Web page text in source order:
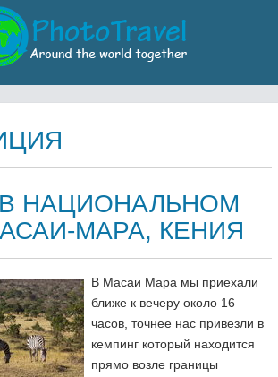
НАЦИОНАЛЬНОМ
МАРА, КЕНИЯ
В Масаи Мара мы приехали
ближе к вечеру около 16
часов, точнее нас привезли в
кемпинг который находится
прямо возле границы